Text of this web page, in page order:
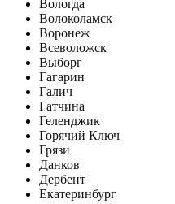
Вологда
Волоколамск
Воронеж
Всеволожск
Выборг
Гагарин
Галич
Гатчина
Геленджик
Горячий Ключ
Грязи
Данков
Дербент
Екатеринбург